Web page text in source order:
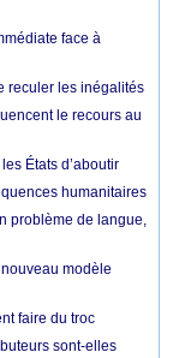
face à
reculer les inégalités
le recours au
États d’aboutir
humanitaires
problème de langue,
modèle
faire du troc
sont-elles